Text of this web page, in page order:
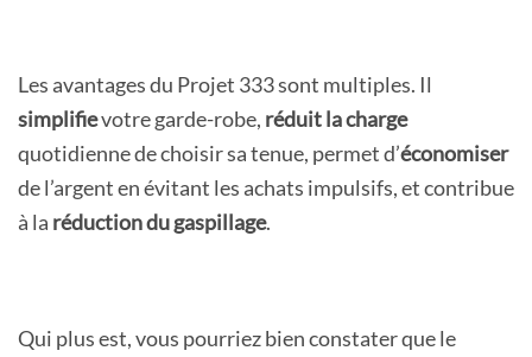
Les avantages du Projet 333 sont multiples. Il
simplifievotre garde-robe, réduit la charge
quotidienne de choisir sa tenue, permet d’économiser
de l’argent en évitant les achats impulsifs, et contribue
à la réduction du gaspillage.
Qui plus est, vous pourriez bien constater que le